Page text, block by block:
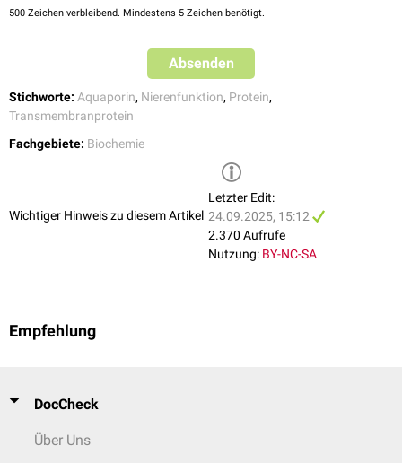
500 Zeichen verbleibend. Mindestens 5 Zeichen benötigt.
Absenden
Stichworte: Aquaporin, Nierenfunktion, Protein,
Transmembranprotein
Fachgebiete: Biochemie
Wichtiger Hinweis zu diesem Artikel
Letzter Edit:
24.09.2025, 15:12
2.370 Aufrufe
Nutzung: BY-NC-SA
Empfehlung
DocCheck
Über Uns